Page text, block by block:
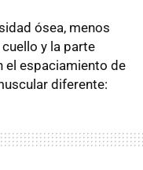
ósea, menos
y la parte
el espaciamiento de
diferente: